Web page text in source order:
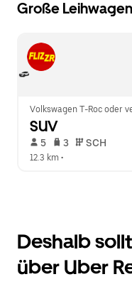
Große
Volkswagen T-Roc oder
SUV
5 3 SCH
12.3 km •
Deshalb
über Uber